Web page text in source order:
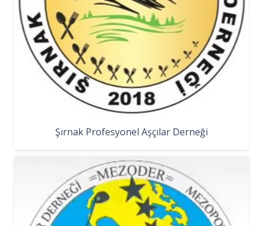
Şırnak Profesyonel Aşçılar Derneği